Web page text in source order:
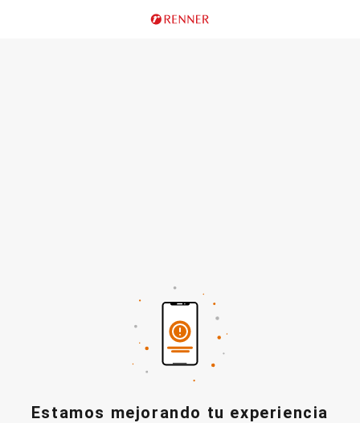
Estamos mejorando tu experiencia